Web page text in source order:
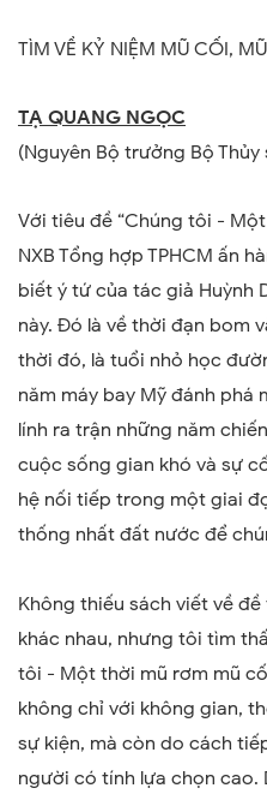
TÌM VỀ KỶ NIỆM MŨ CỐI,
TẠ QUANG NGỌC
(Nguyên Bộ trưởng Bộ Thủy
Với tiêu đề “Chúng tôi -
NXB Tổng hợp TPHCM ấn
biết ý tứ của tác giả Huỳnh
này. Đó là về thời đạn bom
thời đó, là tuổi nhỏ học
năm máy bay Mỹ đánh phá
lính ra trận những năm
cuộc sống gian khó và sự
hệ nối tiếp trong một giai
thống nhất đất nước để
Không thiếu sách viết về
khác nhau, nhưng tôi tìm
tôi - Một thời mũ rơm mũ
không chỉ với không gian,
sự kiện, mà còn do cách
người có tính lựa chọn cao.